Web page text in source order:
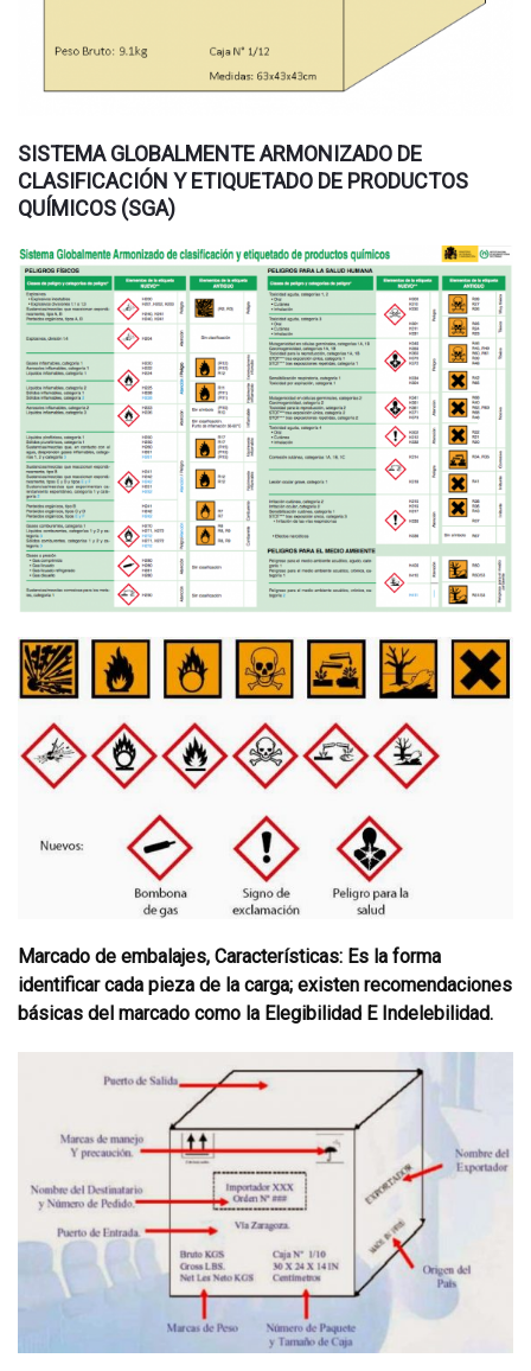
SISTEMA GLOBALMENTE ARMONIZADO DE
CLASIFICACIÓN Y ETIQUETADO DE PRODUCTOS
QUÍMICOS (SGA)
Marcado de embalajes, Características: Es la forma
identificar cada pieza de la carga; existen recomendaciones
básicas del marcado como la Elegibilidad E Indelebilidad.